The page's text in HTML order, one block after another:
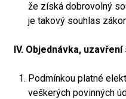
že získá dobrovolný
je takový souhlas
IV. Objednávka,
Podmínkou platné
veškerých povinných